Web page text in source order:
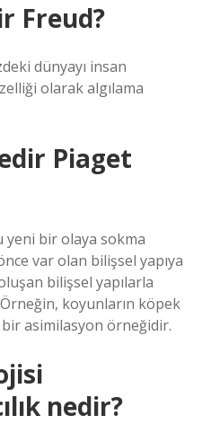
Freud?
dünyayı insan
olarak algılama
Piaget
yeni bir olaya sokma
var olan bilişsel yapıya
bilişsel yapılarla
koyunların köpek
asimilasyon örneğidir.
nedir?